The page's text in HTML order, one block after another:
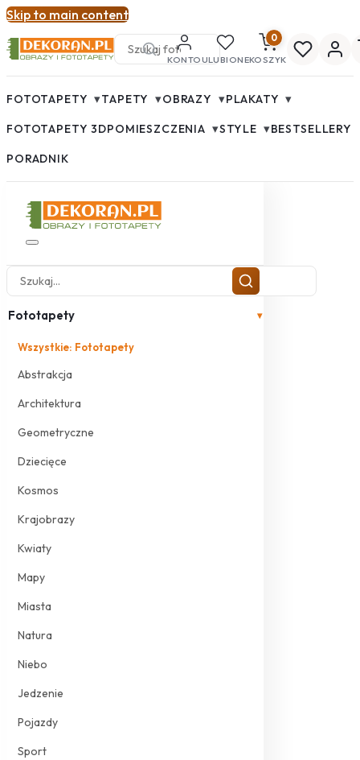
Skip to main content
KONTOULUBIONE
0
KOSZYK
FOTOTAPETY ▾TAPETY ▾OBRAZY ▾PLAKATY ▾
FOTOTAPETY 3DPOMIESZCZENIA ▾STYLE ▾BESTSELLERY
PORADNIK
Fototapety ▾
Wszystkie: Fototapety
Abstrakcja
Architektura
Geometryczne
Dziecięce
Kosmos
Krajobrazy
Kwiaty
Mapy
Miasta
Natura
Niebo
Jedzenie
Pojazdy
Sport